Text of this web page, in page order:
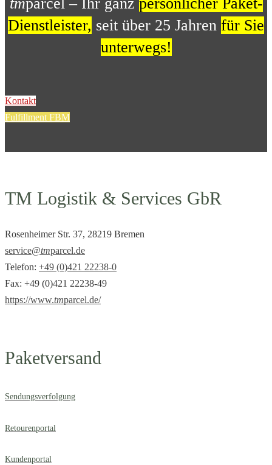
Dienstleister, seit über 25 Jahren für Sie
unterwegs!
Kontakt
Fulfillment FBM
TM Logistik & Services GbR
Rosenheimer Str. 37, 28219 Bremen
service@tmparcel.de
Telefon: +49 (0)421 22238-0
Fax: +49 (0)421 22238-49
https://www.tmparcel.de/
Paketversand
Sendungsverfolgung
Retourenportal
Kundenportal